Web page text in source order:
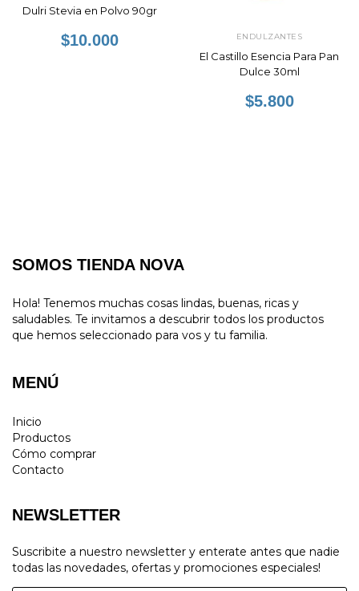
Dulri Stevia en Polvo 90gr
$10.000 ENDULZANTES
El Castillo Esencia Para Pan
Dulce 30ml
$5.800
SOMOS TIENDA NOVA
Hola! Tenemos muchas cosas lindas, buenas, ricas y
saludables. Te invitamos a descubrir todos los productos
que hemos seleccionado para vos y tu familia.
MENÚ
Inicio
Productos
Cómo comprar
Contacto
NEWSLETTER
Suscribite a nuestro newsletter y enterate antes que nadie
todas las novedades, ofertas y promociones especiales!